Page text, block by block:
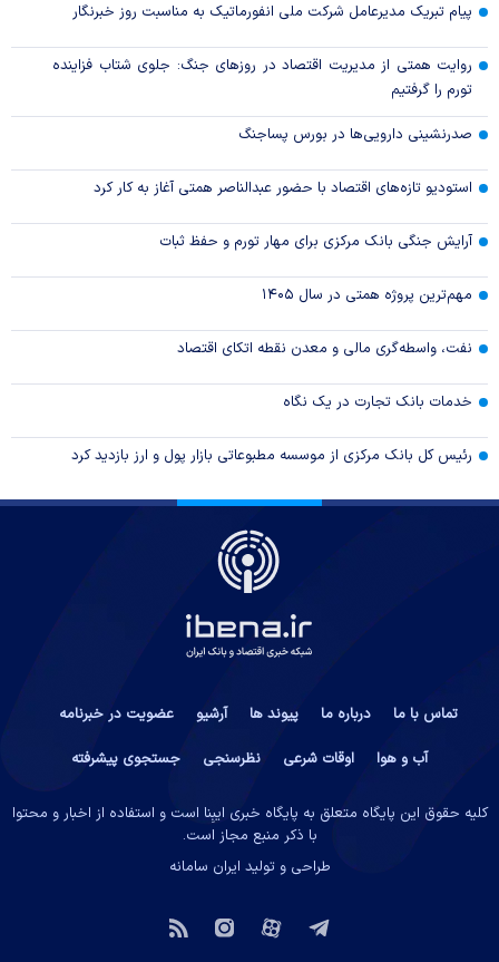
پیام تبریک مدیرعامل شرکت ملی انفورماتیک به مناسبت روز خبرنگار
روایت همتی از مدیریت اقتصاد در روزهای جنگ: جلوی شتاب فزاینده
تورم را گرفتیم
صدرنشینی دارویی‌ها در بورس پساجنگ
استودیو تازه‌های اقتصاد با حضور عبدالناصر همتی آغاز به کار کرد
آرایش جنگی بانک مرکزی برای مهار تورم و حفظ ثبات
مهم‌ترین پروژه همتی در سال ۱۴۰۵
نفت، واسطه‌گری مالی و معدن نقطه اتکای اقتصاد
خدمات بانک تجارت در یک نگاه
رئیس کل بانک مرکزی از موسسه مطبوعاتی بازار پول و ارز بازدید کرد
تماس با ما درباره ما پیوند ها آرشیو
عضویت در خبرنامه
آب و هوا
اوقات شرعی نظرسنجی جستجوی پیشرفته
کلیه حقوق این پایگاه متعلق به پایگاه خبری ایبِنا است و استفاده از اخبار و محتوا
با ذکر منبع مجاز است.
طراحی و تولید ایران سامانه